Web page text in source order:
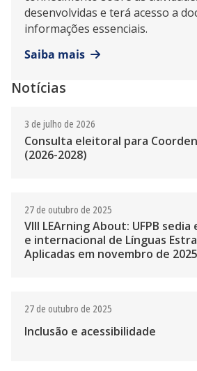
desenvolvidas e terá acesso a
informações essenciais.
Saiba mais
Notícias
3 de julho de 2026
Consulta eleitoral para
(2026-2028)
27 de outubro de 2025
VIII LEArning About: UFPB
e internacional de Línguas
Aplicadas em novembro de 2025
27 de outubro de 2025
Inclusão e acessibilidade